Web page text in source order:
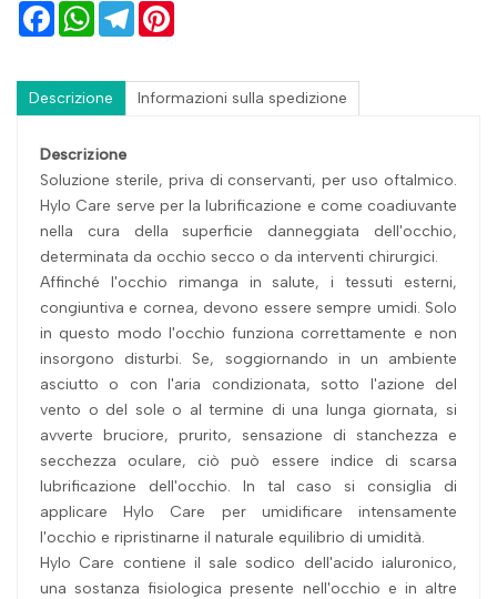
FacebookWhatsAppTelegram
Descrizione Informazioni sulla spedizione
Descrizione
Soluzione sterile, priva di conservanti, per uso oftalmico.
Hylo Care serve per la lubrificazione e come coadiuvante
nella cura della superficie danneggiata dell'occhio,
determinata da occhio secco o da interventi chirurgici.
Affinché l'occhio rimanga in salute, i tessuti esterni,
congiuntiva e cornea, devono essere sempre umidi. Solo
in questo modo l'occhio funziona correttamente e non
insorgono disturbi. Se, soggiornando in un ambiente
asciutto o con l'aria condizionata, sotto l'azione del
vento o del sole o al termine di una lunga giornata, si
avverte bruciore, prurito, sensazione di stanchezza e
secchezza oculare, ciò può essere indice di scarsa
lubrificazione dell'occhio. In tal caso si consiglia di
applicare Hylo Care per umidificare intensamente
l'occhio e ripristinarne il naturale equilibrio di umidità.
Hylo Care contiene il sale sodico dell'acido ialuronico,
una sostanza fisiologica presente nell'occhio e in altre